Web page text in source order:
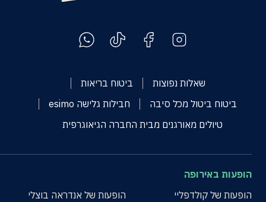
שאלות נפוצות
ביטוח בריאות
ביטוח ביטול מכל סיבה
חבילות גלישה esimo
טיולים מאורגנים מבית החברה הגיאוגרפית
הופעות באירופה
הופעות של קולדפליי
הופעות של אנדראה בוצלי